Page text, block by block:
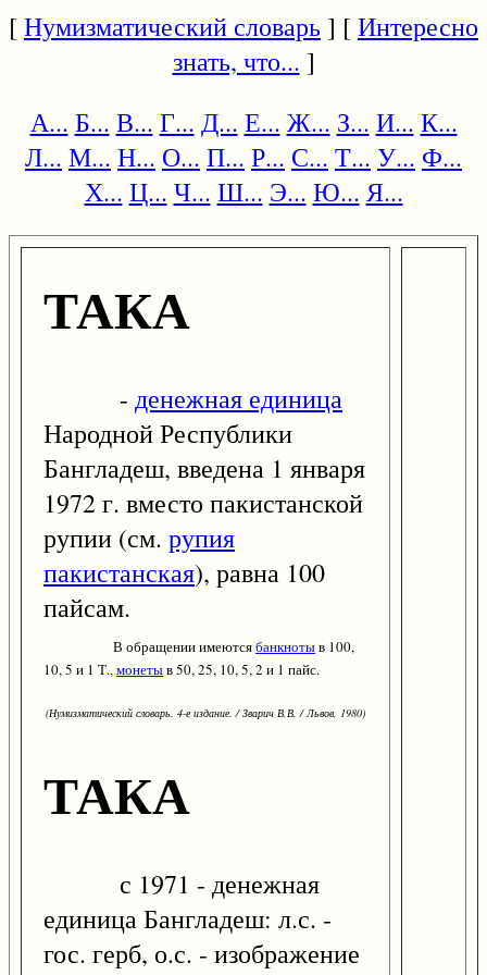
[Нумизматический словарь] [Интересно
знать, что... ]
А... Б... В... Г... Д... Е... Ж... З... И... К...
Л... М... Н... О... П... Р... С... Т... У... Ф...
Х... Ц... Ч... Ш... Э... Ю... Я...
ТАКА
- денежная единица
Народной Республики
Бангладеш, введена 1 января
1972 г. вместо пакистанской
рупии (см. рупия
пакистанская), равна 100
пайсам.
В обращении имеютсябанкнотыв 100,
10, 5 и 1 Т.,монетыв 50, 25, 10, 5, 2 и 1 пайс.
(Нумизматический словарь. 4-е издание. / Зварич В.В. / Львов, 1980)
ТАКА
с 1971 - денежная
единица Бангладеш: л.с. -
гос. герб, о.с. - изображение